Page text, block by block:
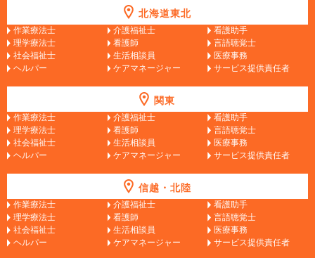
北海道東北
作業療法士 介護福祉士
看護助手
理学療法士
看護師
言語聴覚士
社会福祉士
生活相談員
医療事務
ヘルパー
ケアマネージャー サービス提供責任者
関東
作業療法士 介護福祉士
看護助手
理学療法士
看護師
言語聴覚士
社会福祉士
生活相談員
医療事務
ヘルパー
ケアマネージャー サービス提供責任者
信越・北陸
作業療法士 介護福祉士
看護助手
理学療法士
看護師
言語聴覚士
社会福祉士
生活相談員
医療事務
ヘルパー
ケアマネージャー サービス提供責任者